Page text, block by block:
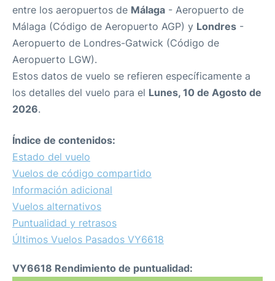
entre los aeropuertos de Málaga - Aeropuerto de
Málaga (Código de Aeropuerto AGP) y Londres -
Aeropuerto de Londres-Gatwick (Código de
Aeropuerto LGW).
Estos datos de vuelo se refieren específicamente a
los detalles del vuelo para el Lunes, 10 de Agosto de
2026.
Índice de contenidos:
Estado del vuelo
Vuelos de código compartido
Información adicional
Vuelos alternativos
Puntualidad y retrasos
Últimos Vuelos Pasados VY6618
VY6618 Rendimiento de puntualidad: